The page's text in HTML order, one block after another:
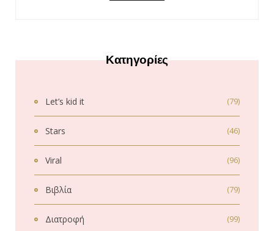
Κατηγορίες
Let’s kid it (79)
Stars (46)
Viral (96)
Βιβλία (79)
Διατροφή (99)